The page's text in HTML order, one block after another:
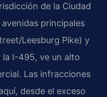
de la Ciudad
principales
Leesburg Pike) y
I-495, ve un alto
Las infracciones
desde el exceso